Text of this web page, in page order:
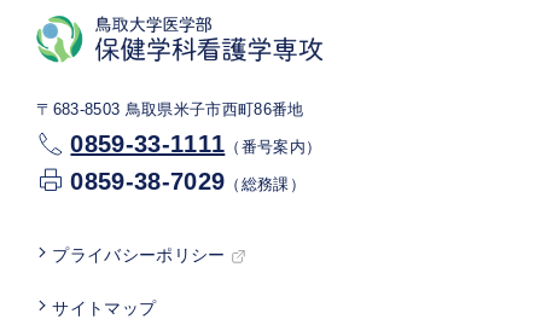
〒683-8503 鳥取県米子市西町86番地
0859-33-1111 （番号案内）
0859-38-7029 （総務課）
プライバシーポリシー
サイトマップ